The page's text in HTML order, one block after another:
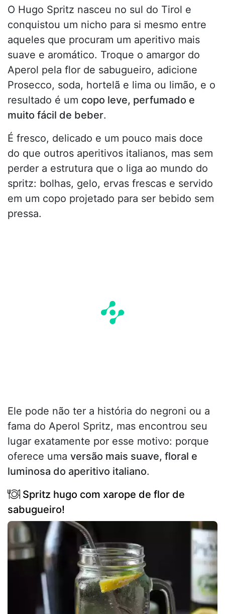
O Hugo Spritz nasceu no sul do Tirol e
conquistou um nicho para si mesmo entre
aqueles que procuram um aperitivo mais
suave e aromático. Troque o amargor do
Aperol pela flor de sabugueiro, adicione
Prosecco, soda, hortelã e lima ou limão, e o
resultado é um copo leve, perfumado e
muito fácil de beber.
É fresco, delicado e um pouco mais doce
do que outros aperitivos italianos, mas sem
perder a estrutura que o liga ao mundo do
spritz: bolhas, gelo, ervas frescas e servido
em um copo projetado para ser bebido sem
pressa.
Ele pode não ter a história do negroni ou a
fama do Aperol Spritz, mas encontrou seu
lugar exatamente por esse motivo: porque
oferece uma versão mais suave, floral e
luminosa do aperitivo italiano.
Spritz hugo com xarope de flor de
sabugueiro!